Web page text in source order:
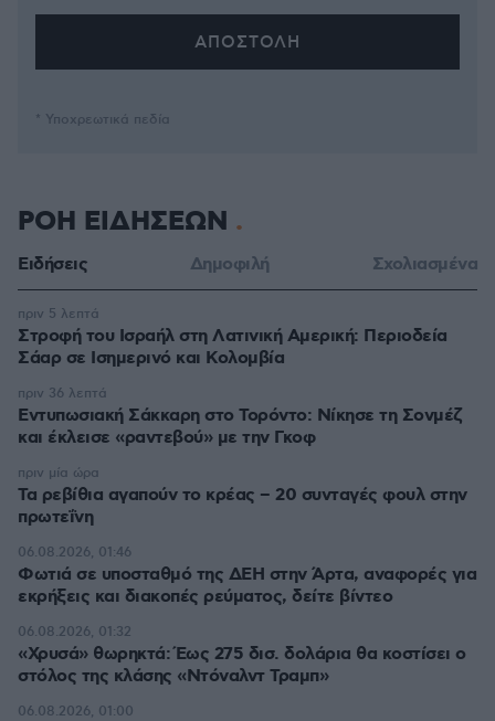
* Υποχρεωτικά πεδία
ΡΟΗ ΕΙΔΗΣΕΩΝ
Ειδήσεις Δημοφιλή Σχολιασμένα
Στροφή του Ισραήλ στη Λατινική Αμερική: Περιοδεία
Σάαρ σε Ισημερινό και Κολομβία
πριν 5 λεπτά
Εντυπωσιακή Σάκκαρη στο Τορόντο: Νίκησε τη Σονμέζ
και έκλεισε «ραντεβού» με την Γκοφ
πριν 36 λεπτά
Τα ρεβίθια αγαπούν το κρέας – 20 συνταγές φουλ στην
πρωτεΐνη
πριν μία ώρα
Φωτιά σε υποσταθμό της ΔΕΗ στην Άρτα, αναφορές για
εκρήξεις και διακοπές ρεύματος, δείτε βίντεο
06.08.2026, 01:46
«Χρυσά» θωρηκτά: Έως 275 δισ. δολάρια θα κοστίσει ο
στόλος της κλάσης «Ντόναλντ Τραμπ»
06.08.2026, 01:32
06.08.2026, 01:00